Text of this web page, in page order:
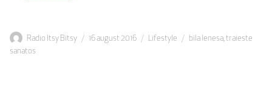
Autor
Radio Itsy Bitsy
Publicat
16 august 2016 Categorii
Lifestyle Etichete
bila lenesa,traieste
sanatos